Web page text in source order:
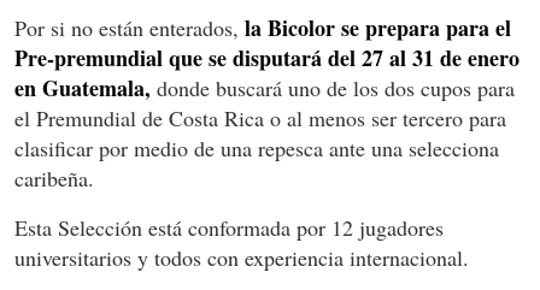
Por si no están enterados, la Bicolor se prepara para el
Pre-premundial que se disputará del 27 al 31 de enero
en Guatemala, donde buscará uno de los dos cupos para
el Premundial de Costa Rica o al menos ser tercero para
clasificar por medio de una repesca ante una selecciona
caribeña.
Esta Selección está conformada por 12 jugadores
universitarios y todos con experiencia internacional.